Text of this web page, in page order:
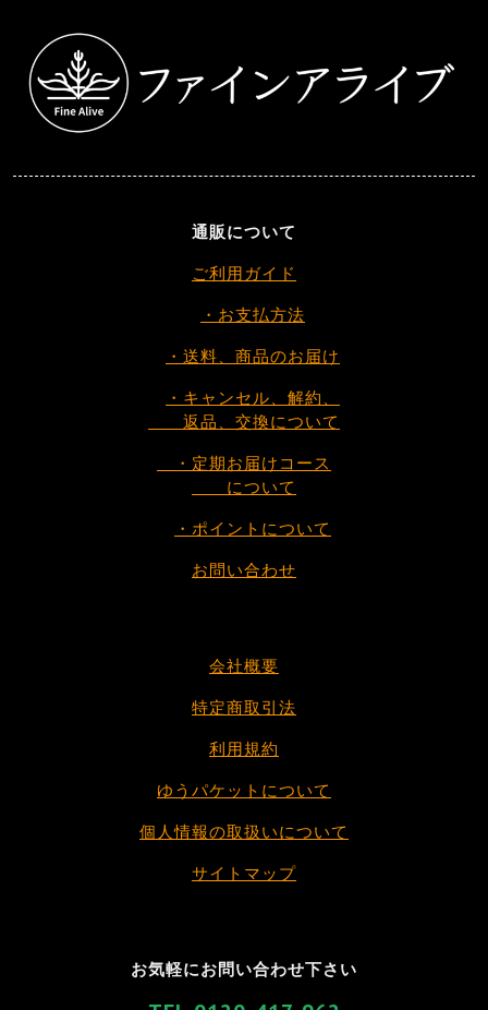
通販について
ご利用ガイド
・お支払方法
・送料、商品のお届け
・キャンセル、解約、
返品、交換について
・定期お届けコース
について
・ポイントについて
お問い合わせ
会社概要
特定商取引法
利用規約
ゆうパケットについて
個人情報の取扱いについて
サイトマップ
お気軽にお問い合わせ下さい